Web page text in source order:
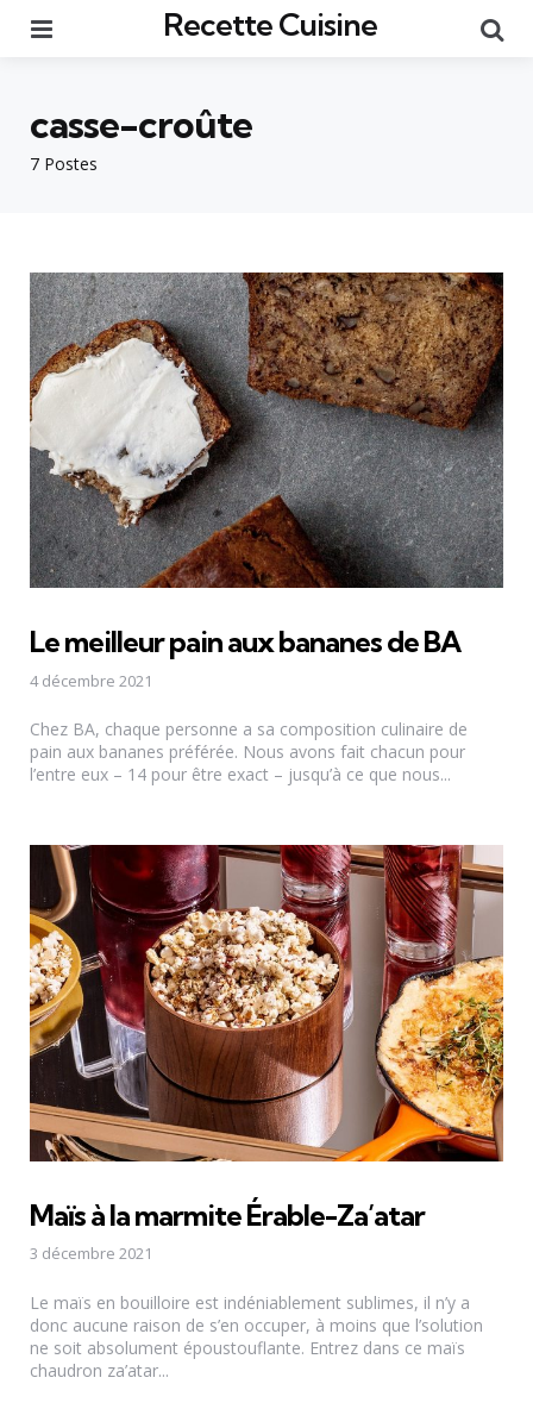
Recette Cuisine
7 Postes
casse-croûte
Le meilleur pain aux bananes de BA
4 décembre 2021
Chez BA, chaque personne a sa composition culinaire de
pain aux bananes préférée. Nous avons fait chacun pour
l’entre eux – 14 pour être exact – jusqu’à ce que nous...
Maïs à la marmite Érable-Za’atar
3 décembre 2021
Le maïs en bouilloire est indéniablement sublimes, il n’y a
donc aucune raison de s’en occuper, à moins que l’solution
ne soit absolument époustouflante. Entrez dans ce maïs
chaudron za’atar...